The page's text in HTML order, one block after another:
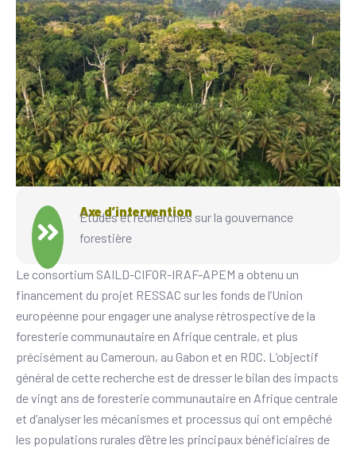
Axe d’intervention
Études et recherches sur la gouvernance
forestière
Le consortium SAILD-CIFOR-IRAF-APEM a obtenu un
financement du projet RESSAC sur les fonds de l’Union
européenne pour engager une analyse rétrospective de la
foresterie communautaire en Afrique centrale, et plus
précisément au Cameroun, au Gabon et en RDC. L’objectif
général de cette recherche est de dresser le bilan des impacts
de vingt ans de foresterie communautaire en Afrique centrale
et d’analyser les mécanismes et processus qui ont empêché
les populations rurales d’être les principaux bénéficiaires de